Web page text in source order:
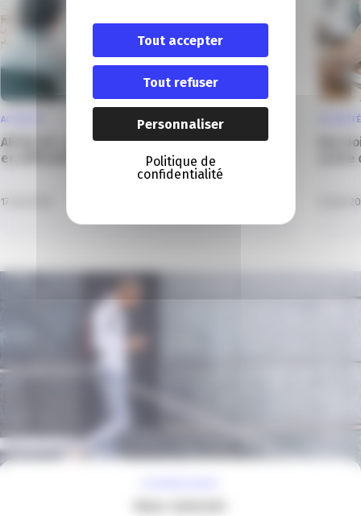
ACTUALITÉ
APESA 06 : un dispositif pour les entrepreneurs
en difficultés
17 Juil 2026
ACTUALITÉ
Une
sortie
14 Juin
Tout accepter
Tout refuser
Personnaliser
Politique de
confidentialité